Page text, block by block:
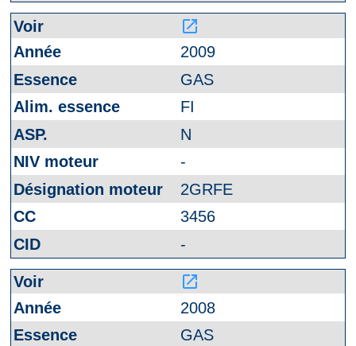
launch
2009
GAS
FI
N
-
2GRFE
3456
-
launch
2008
GAS